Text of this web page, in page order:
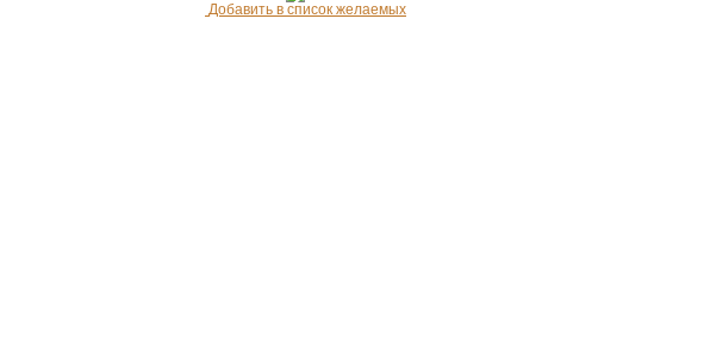
Добавить в список желаемых